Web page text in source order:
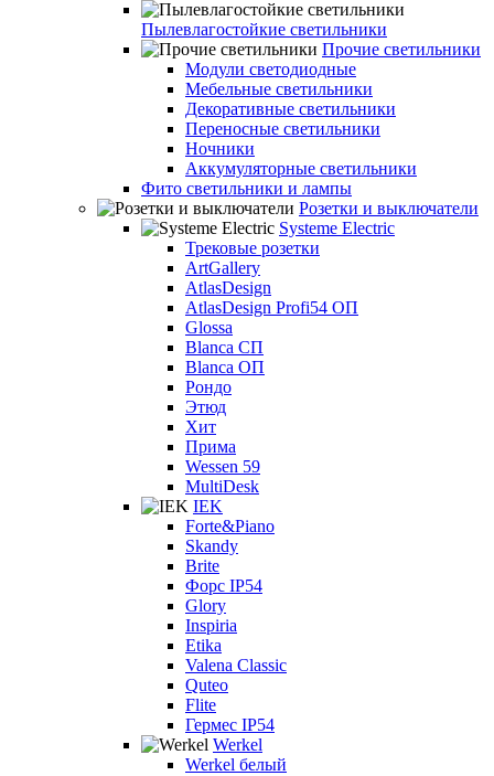
Пылевлагостойкие светильники
Прочие светильники
Модули светодиодные
Мебельные светильники
Декоративные светильники
Переносные светильники
Ночники
Аккумуляторные светильники
Фито светильники и лампы
Розетки и выключатели
Systeme Electric
Трековые розетки
ArtGallery
AtlasDesign
AtlasDesign Profi54 ОП
Glossa
Blanca СП
Blanca ОП
Рондо
Этюд
Хит
Прима
Wessen 59
MultiDesk
IEK
Forte&Piano
Skandy
Brite
Форс IP54
Glory
Inspiria
Etika
Valena Classic
Quteo
Flite
Гермес IP54
Werkel
Werkel белый